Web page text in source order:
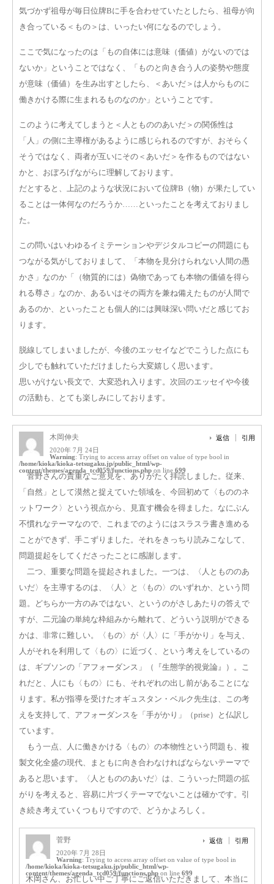
気づかず祖母が毎日位牌Bに手を合わせていたとしたら、祖母が向
き合っている＜もの＞は、いったい何になるのでしょう。
ここで気になったのは「もの自体には意味（価値）がないのでは
ないか」ということではなく、「ものと向き合う人の姿勢や態度
が意味（価値）を生み出すとしたら、＜あいだ＞は人からものに
働きかける際に生まれるものなのか」ということです。
このように考えてしまうと＜人ともののあいだ＞の関係性は
「人」の側に主導権があるように感じられるのですが、おそらく
そうではなく、両者が互いにその＜あいだ＞を作るものではない
かと、おぼろげながらに理解しております。
だとすると、上記のような状況において位牌B（物）が果たしてい
ることは一体何なのだろうか……といったことを考えておりまし
た。
この問いはいわゆるイミテーションやデジタルコピーの問題にも
つながる気がしておりまして、「本物を見分けられない人間の愚
かさ」なのか「（物質的には）偽物であっても本物の価値を得ら
れる尊さ」なのか、あるいはその両方を兼ね備えたものが人間で
あるのか、といったことも個人的には興味深い問いだと感じてお
ります。
脱線してしまいましたが、今後のエッセイなどでこうした点にも
少しでも触れていただけましたら大変嬉しく思います。
思いがけない長文で、大変恐れ入ります。次回のエッセイや今後
の活動も、とても楽しみにしております。
木岡伸夫
2020年 7月 24日
Warning: Trying to access array offset on value of type bool in
/home/kioka/kioka-tetsugaku.jp/public_html/wp-
content/themes/agenda_tcd059/functions.php on line 699
返信 引用
菅野さんの貴重なご意見を、ありがたく拝読しました。従来、
「自然」として漠然と捉えていた領域を、今回初めて〈もののネ
ットワーク〉という視点から、見直す機会を得ました。なにぶん
不慣れなテーマなので、これまでのようにはスラスラ書き進める
ことができず、手こずりました。それをきっちり読みこなして、
問題提起をしてくださったことに感謝します。
二つ、重要な問題を提起されました。一つは、〈人ともののあ
いだ〉を主導するのは、〈人〉と〈もの〉のいずれか、という問
題。どちらか一方のみではない、というのがさしあたりの答えで
すが、二元論の単純な枠組みから離れて、どういう説明ができる
かは、非常に難しい。〈もの〉が〈人〉に「手がかり」を与え、
人がそれを利用して〈もの〉に近づく、という考えをしているの
は、ギブソンの「アフォーダンス」（『生態学的視覚論』）。こ
れだと、人にも〈もの〉にも、それぞれの出し前があることにな
ります。私が指導を受けたオギュスタン・ベルク先生は、この考
えを支持して、アフォーダンスを「手がかり」（prise）と仏訳し
ています。
もう一点、人に働きかける〈もの〉の本物性という問題も、複
製文化全盛の現代、まともに向き合わなければならないテーマで
あると思います。〈人ともののあいだ〉は、こういった問題の拡
がりを考えると、容易に片づくテーマでないことは確かです。引
き続き考えていくつもりですので、どうかよろしく。
菅野
2020年 7月 28日
Warning: Trying to access array offset on value of type bool in
/home/kioka/kioka-tetsugaku.jp/public_html/wp-
content/themes/agenda_tcd059/functions.php on line 699
返信 引用
木岡さん、お忙しい中ご丁寧にご返信いただきまして、本当に